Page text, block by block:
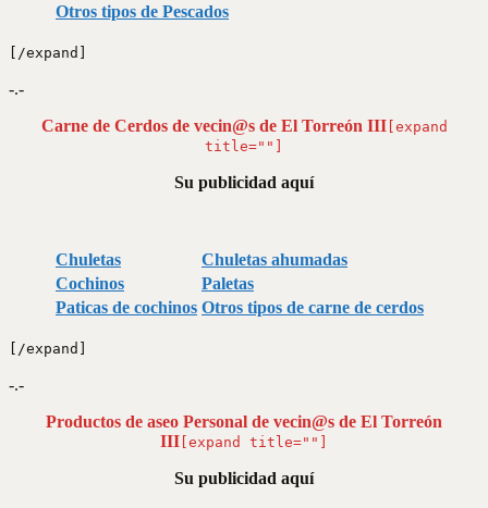
Otros tipos de Pescados
[/expand]
-.-
Carne de Cerdos de vecin@s de El Torreón III [expand
title=""]
Su publicidad aquí
Chuletas
Chuletas ahumadas
Cochinos
Paletas
Paticas de cochinos Otros tipos de carne de cerdos
[/expand]
-.-
Productos de aseo Personal de vecin@s de El Torreón
III [expand title=""]
Su publicidad aquí